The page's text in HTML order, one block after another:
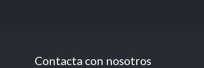
Contacta con nosotros